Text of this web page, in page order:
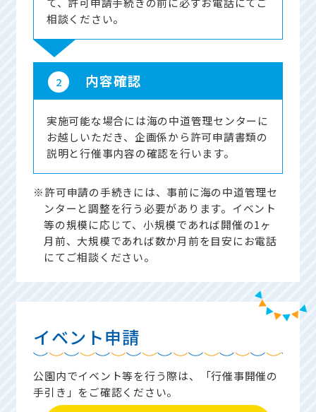
相談ください。
2 内容確認
実施可能な場合には海の中道管理センターに
お越しいただき、企画係から許可申請書類の
説明と行催事内容の確認を行います。
※許可申請の手続きには、事前に海の中道管理セ
ンターと調整を行う必要があります。イベント
等の規模に応じて、小規模であれば開催の1ヶ
月前、大規模であれば数か月前を目安にお電話
にてご相談ください。
イベント申請
公園内でイベント等を行う際は、「行催事開催の
手引き」をご確認ください。